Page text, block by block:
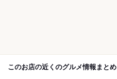
このお店の近くのグルメ情報まとめ